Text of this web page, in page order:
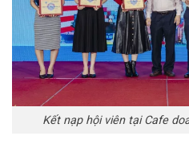
Kết nạp hội viên tại Cafe